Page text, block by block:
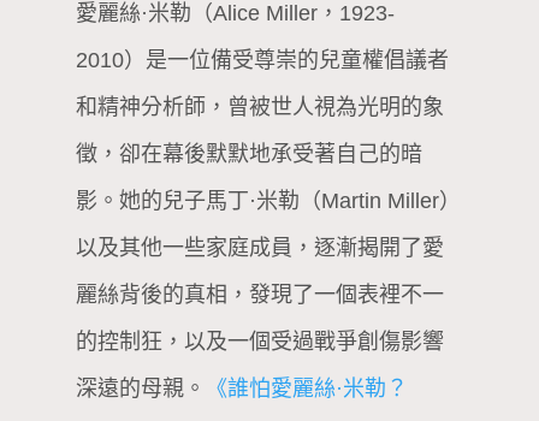
愛麗絲·米勒（Alice Miller，1923-
2010）是一位備受尊崇的兒童權倡議者
和精神分析師，曾被世人視為光明的象
徵，卻在幕後默默地承受著自己的暗
影。她的兒子馬丁·米勒（Martin Miller）
以及其他一些家庭成員，逐漸揭開了愛
麗絲背後的真相，發現了一個表裡不一
的控制狂，以及一個受過戰爭創傷影響
深遠的母親。
《誰怕愛麗絲·米勒？